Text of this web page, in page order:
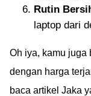
Rutin
laptop dari
Oh iya, kamu juga
dengan harga
baca artikel Jaka